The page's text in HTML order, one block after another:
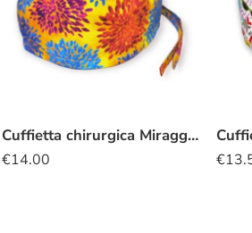
Cuffietta chirurgica Miraggio floreale
€14.00 €